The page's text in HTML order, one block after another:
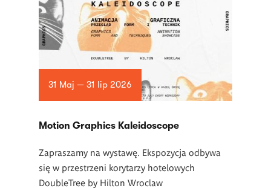
31 Maj — 31 lip 2026
Motion Graphics Kaleidoscope
Zapraszamy na wystawę. Ekspozycja odbywa
się w przestrzeni korytarzy hotelowych
DoubleTree by Hilton Wroclaw